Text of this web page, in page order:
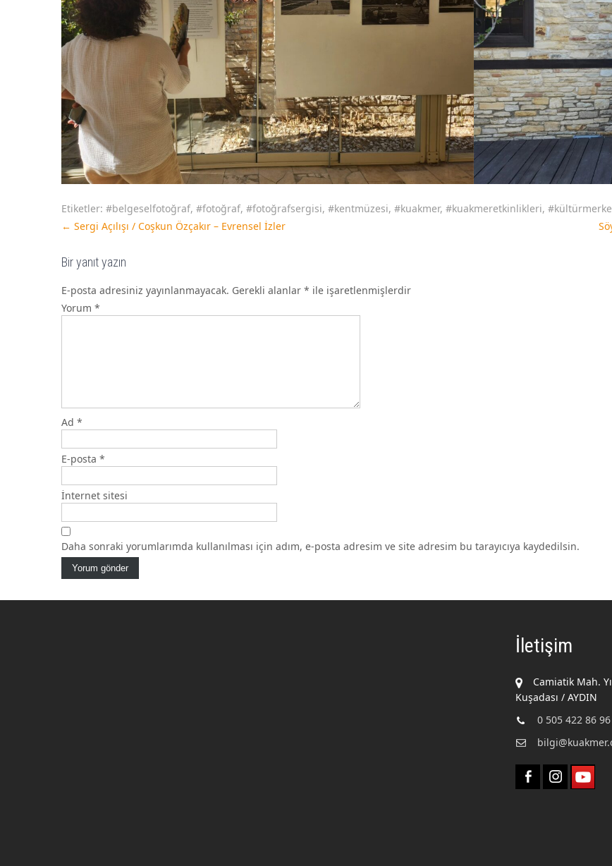
Etiketler: #belgeselfotoğraf, #fotoğraf, #fotoğrafsergisi, #kentmüzesi, #kuakmer, #kuakmeretkinlikleri,
← Sergi Açılışı / Coşkun Özçakır – Evrensel İzler
Bir yanıt yazın
E-posta adresiniz yayınlanmayacak. Gerekli alanlar * ile işaretlenmişlerdir
Yorum *
Ad *
E-posta *
İnternet sitesi
Daha sonraki yorumlarımda kullanılması için adım, e-posta adresim ve site adresim bu tarayıcıya kaydedilsin.
İletişim
Camiatik Mah.
Kuşadası / AYDIN
0 505 422 86 96